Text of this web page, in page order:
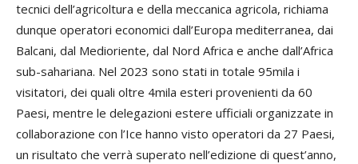
tecnici dell’agricoltura e della meccanica agricola, richiama
dunque operatori economici dall’Europa mediterranea, dai
Balcani, dal Medioriente, dal Nord Africa e anche dall’Africa
sub-sahariana. Nel 2023 sono stati in totale 95mila i
visitatori, dei quali oltre 4mila esteri provenienti da 60
Paesi, mentre le delegazioni estere ufficiali organizzate in
collaborazione con l’Ice hanno visto operatori da 27 Paesi,
un risultato che verrà superato nell’edizione di quest’anno,